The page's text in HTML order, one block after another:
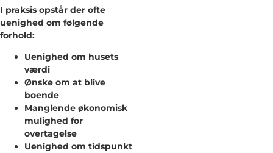
I praksis opstår der ofte
uenighed om følgende
forhold:
Uenighed om husets
værdi
Ønske om at blive
boende
Manglende økonomisk
mulighed for
overtagelse
Uenighed om tidspunkt